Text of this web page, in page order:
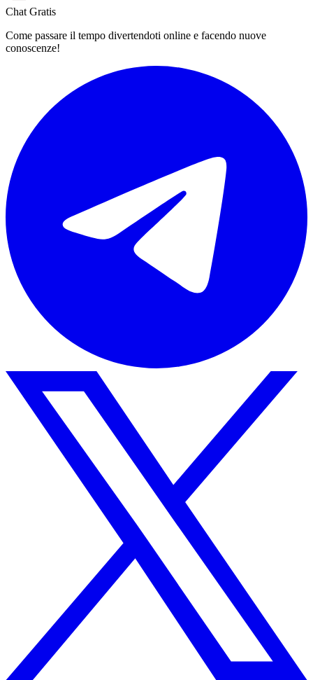
Chat Gratis
Come passare il tempo divertendoti online e facendo nuove
conoscenze!